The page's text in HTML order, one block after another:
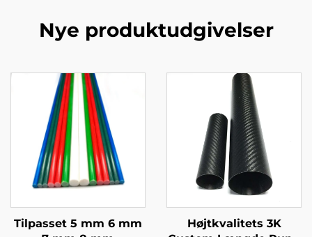
Nye produktudgivelser
Tilpasset 5 mm 6 mm
Højtkvalitets 3K